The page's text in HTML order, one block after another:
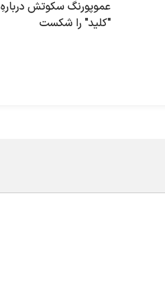
عموپورنگ سکوتش درباره‌ِ
"کلید" را شکست